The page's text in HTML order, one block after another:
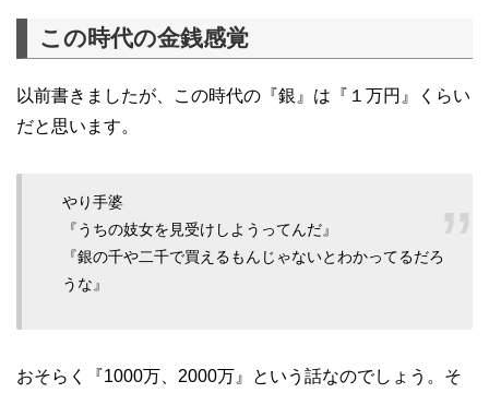
この時代の金銭感覚
以前書きましたが、この時代の『銀』は『１万円』くらい
だと思います。
やり手婆
『うちの妓女を見受けしようってんだ』
『銀の千や二千で買えるもんじゃないとわかってるだろ
うな』
おそらく『1000万、2000万』という話なのでしょう。そ